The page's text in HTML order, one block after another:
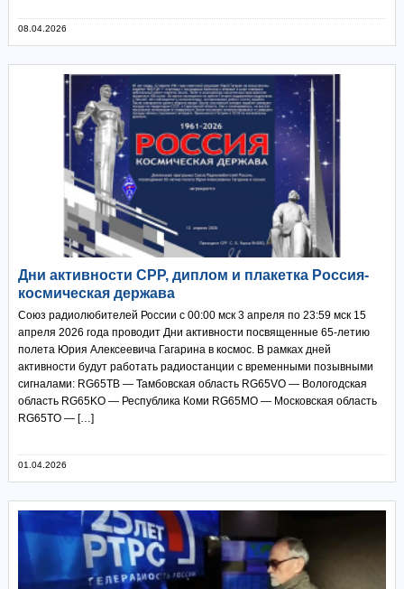
08.04.2026
Дни активности СРР, диплом и плакетка Россия-
космическая держава
Союз радиолюбителей России с 00:00 мск 3 апреля по 23:59 мск 15
апреля 2026 года проводит Дни активности посвященные 65-летию
полета Юрия Алексеевича Гагарина в космос. В рамках дней
активности будут работать радиостанции с временными позывными
сигналами: RG65TB — Тамбовская область RG65VO — Вологодская
область RG65KO — Республика Коми RG65MO — Московская область
RG65TO — […]
01.04.2026